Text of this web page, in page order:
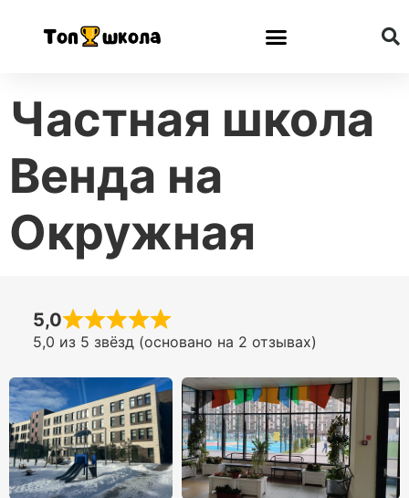
Частная школа
Венда на
Окружная
5,0
5,0 из 5 звёзд (основано на 2 отзывах)